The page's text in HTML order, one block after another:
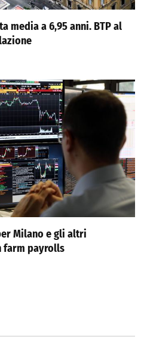
media a 6,95 anni. BTP al
Milano e gli altri
farm payrolls